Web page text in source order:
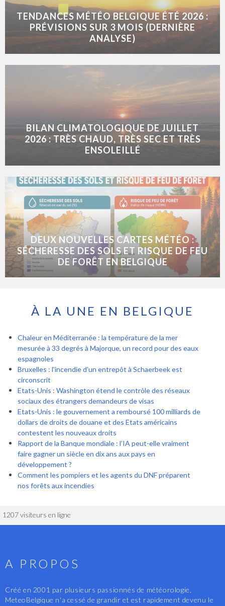
TENDANCES MÉTÉO BELGIQUE ÉTÉ 2026 :
PRÉVISIONS SUR 3 MOIS (DERNIÈRE
ANALYSE)
BILAN CLIMATOLOGIQUE DE JUILLET
2026 : TRÈS CHAUD, TRÈS SEC ET TRÈS
ENSOLEILLÉ
DEUX NOUVELLES CARTES MÉTÉO :
SÉCHERESSE DES SOLS ET RISQUE DE FEU
DE FORÊT EN BELGIQUE
À LA UNE EN BELGIQUE
Chaleur en Méditerranée : la température de la mer
mesurée à 33 degrés à Majorque, un record pour des eaux
espagnoles
Bruxelles : l’incendie d’un entrepôt à Schaerbeek est
circonscrit
Etats-Unis : Washington étend le contrôle des réseaux
sociaux des étrangers demandeurs de visas
Etats-Unis : le gouvernement a remboursé 100 milliards de
dollars de droits de douane et des Etats américains
contestent les nouveaux droits
Rapport de la Banque mondiale : l’IA peut-elle vraiment
faire gagner un siècle en dix ans aux pays en
développement ?
Comment les pompiers et les agents du DNF préparent
nos forêts aux incendies
1207 visiteurs en ligne
A PROPOS
Créé en 2001 par plusieurs passionnés de météorologie,
MeteoBelgique n'a cessé de grandir et est rapidement devenu le